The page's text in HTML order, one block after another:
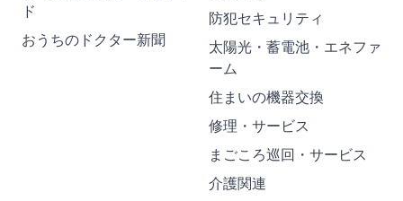
ド
おうちのドクター新聞
防犯セキュリティ
太陽光・蓄電池・エネファ
ーム
住まいの機器交換
修理・サービス
まごころ巡回・サービス
介護関連